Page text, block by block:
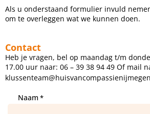
Als u onderstaand formulier invuld
om te overleggen wat we kunnen doen.
Contact
Heb je vragen, bel op maandag t/m
17.00 uur naar: 06 – 39 38 94 49 Of mail
Naam *